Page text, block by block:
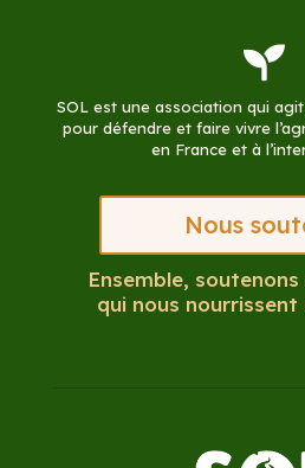

SOL est une association qui
pour défendre et faire vivre
en France et à
Nous
Ensemble,
qui nous nourrissent